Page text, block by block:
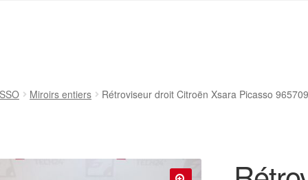
Miroirs entiers Rétroviseur droit Citroën Xsara Picasso